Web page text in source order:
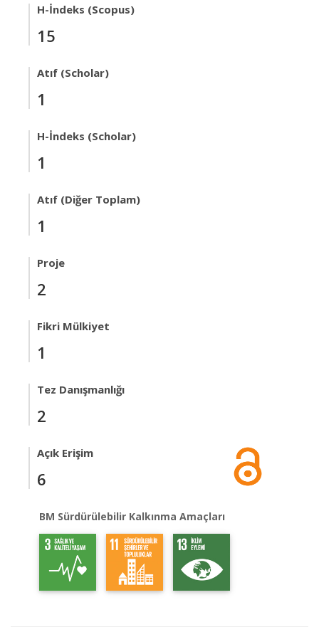
H-İndeks (Scopus)
15
Atıf (Scholar)
1
H-İndeks (Scholar)
1
Atıf (Diğer Toplam)
1
Proje
2
Fikri Mülkiyet
1
Tez Danışmanlığı
2
Açık Erişim
6
BM Sürdürülebilir Kalkınma Amaçları